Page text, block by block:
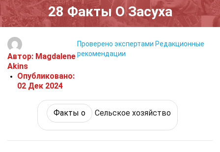
28 Факты О Засуха
Автор: Magdalene
Akins
Опубликовано:
02 Дек 2024
Проверено экспертами Редакционные
рекомендации
Факты о Сельское хозяйство